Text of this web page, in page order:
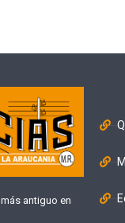
antiguo en